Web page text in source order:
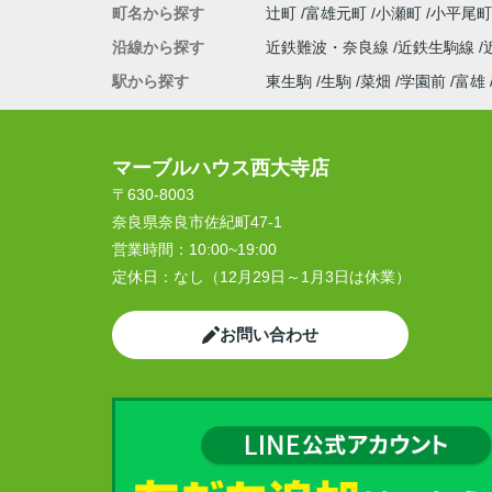
町名から探す 辻町 富雄元町 小瀬町 小平尾
沿線から探す
近鉄難波・奈良線 近鉄生駒線
駅から探す
東生駒 生駒 菜畑 学園前 富雄
マーブルハウス西大寺店
〒630-8003
奈良県奈良市佐紀町47-1
営業時間： 10:00~19:00
定休日： なし（12月29日～1月3日は休業）
お問い合わせ